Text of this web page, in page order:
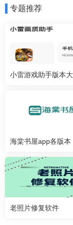
专题推荐
小雷游戏助手版本
海棠书屋app各版本
老照片修复软件